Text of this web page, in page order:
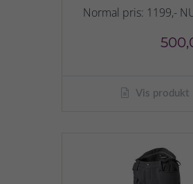
Normal pris: 1199,-
Vis produkt